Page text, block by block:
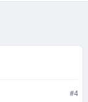
#4